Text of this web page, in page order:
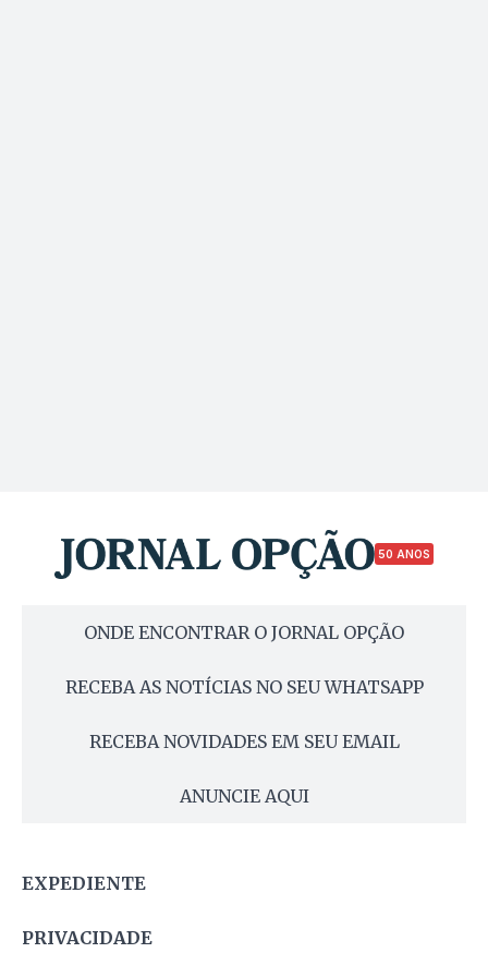
50 ANOS
ONDE ENCONTRAR O JORNAL OPÇÃO
RECEBA AS NOTÍCIAS NO SEU WHATSAPP
RECEBA NOVIDADES EM SEU EMAIL
ANUNCIE AQUI
EXPEDIENTE
PRIVACIDADE